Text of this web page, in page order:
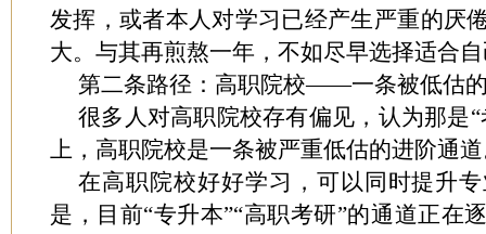
发挥，或者本人对学习已经产生严重的厌
大。与其再煎熬一年，不如尽早选择适合
第二条路径：高职院校——一条被低估
很多人对高职院校存有偏见，认为那是
上，高职院校是一条被严重低估的进阶通
在高职院校好好学习，可以同时提升
是，目前“专升本”“高职考研”的通道正在